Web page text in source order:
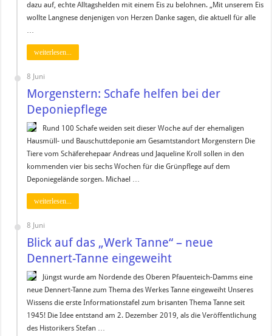
dazu auf, echte Alltagshelden mit einem Eis zu belohnen. „Mit unserem Eis
wollte Langnese denjenigen von Herzen Danke sagen, die aktuell für alle
…
weiterlesen...
8 Juni
Morgenstern: Schafe helfen bei der
Deponiepflege
Rund 100 Schafe weiden seit dieser Woche auf der ehemaligen
Hausmüll- und Bauschuttdeponie am Gesamtstandort Morgenstern Die
Tiere vom Schäferehepaar Andreas und Jaqueline Kroll sollen in den
kommenden vier bis sechs Wochen für die Grünpflege auf dem
Deponiegelände sorgen. Michael …
weiterlesen...
8 Juni
Blick auf das „Werk Tanne“ – neue
Dennert-Tanne eingeweiht
Jüngst wurde am Nordende des Oberen Pfauenteich-Damms eine
neue Dennert-Tanne zum Thema des Werkes Tanne eingeweiht Unseres
Wissens die erste Informationstafel zum brisanten Thema Tanne seit
1945! Die Idee entstand am 2. Dezember 2019, als die Veröffentlichung
des Historikers Stefan …